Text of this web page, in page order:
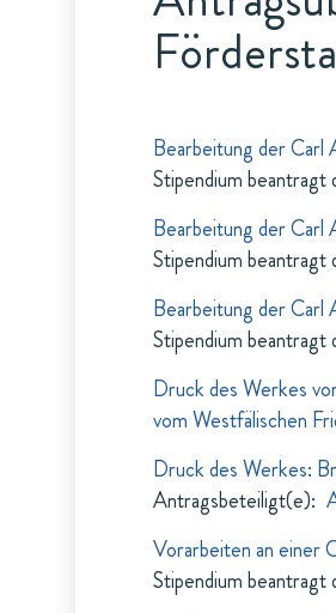
Bearbeitung der Carl
Stipendium beantragt
Bearbeitung der Carl
Stipendium beantragt
Bearbeitung der Carl
Stipendium beantragt
Druck des Werkes
vom Westfälischen
Druck des Werkes:
Antragsbeteiligt(e):
Vorarbeiten an einer
Stipendium beantragt